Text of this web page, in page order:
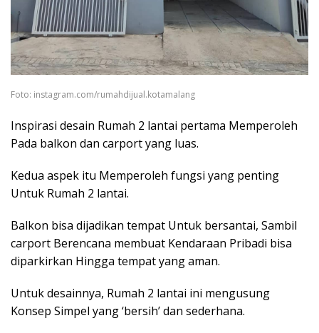
Foto: instagram.com/rumahdijual.kotamalang
Inspirasi desain Rumah 2 lantai pertama Memperoleh
Pada balkon dan carport yang luas.
Kedua aspek itu Memperoleh fungsi yang penting
Untuk Rumah 2 lantai.
Balkon bisa dijadikan tempat Untuk bersantai, Sambil
carport Berencana membuat Kendaraan Pribadi bisa
diparkirkan Hingga tempat yang aman.
Untuk desainnya, Rumah 2 lantai ini mengusung
Konsep Simpel yang ‘bersih’ dan sederhana.